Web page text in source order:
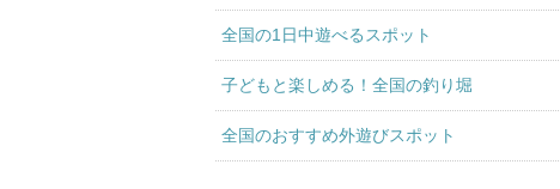
全国の1日中遊べるスポット
子どもと楽しめる！全国の釣り堀
全国のおすすめ外遊びスポット